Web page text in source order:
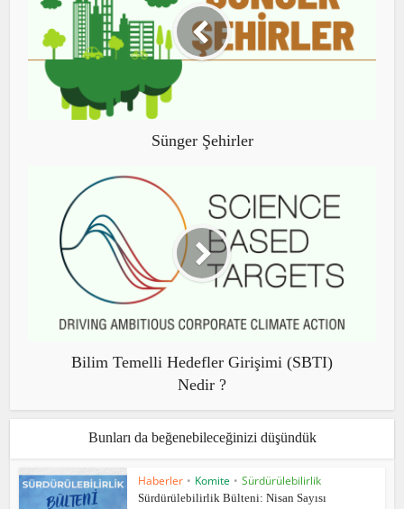
Sünger Şehirler
Bilim Temelli Hedefler Girişimi (SBTI)
Nedir ?
Bunları da beğenebileceğinizi düşündük
Haberler • Komite • Sürdürülebilirlik
Sürdürülebilirlik Bülteni: Nisan Sayısı